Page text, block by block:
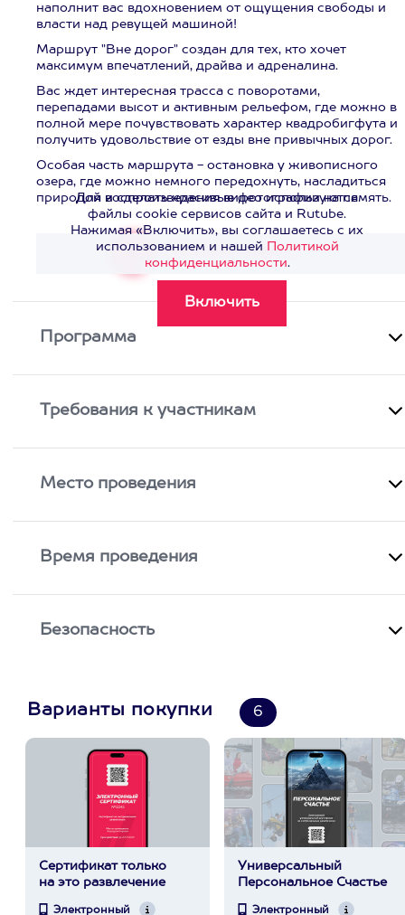
наполнит вас вдохновением от ощущения свободы и
власти над ревущей машиной!
Маршрут "Вне дорог" создан для тех, кто хочет
максимум впечатлений, драйва и адреналина.
Вас ждет интересная трасса с поворотами,
перепадами высот и активным рельефом, где можно в
полной мере почувствовать характер квадробигфута и
получить удовольствие от езды вне привычных дорог.
Особая часть маршрута - остановка у живописного
озера, где можно немного передохнуть, насладиться
природой и сделать красивые фотографии на память.
Смотреть видео>
Для воспроизведения видео используются
файлы cookie сервисов сайта и Rutube.
Нажимая «Включить», вы соглашаетесь с их
использованием и нашей Политикой
конфиденциальности.
Программа
Требования к участникам
Место проведения
Время проведения
Безопасность
Варианты покупки 6
Сертификат только
на это развлечение
Электронный
Универсальный
Персональное Счастье
Электронный